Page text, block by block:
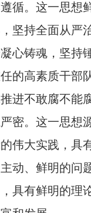
。这一思想
坚持全面从严
心铸魂，坚持
的高素质干部
进不敢腐不能
密。这一思想
伟大实践，具
动、鲜明的问
具有鲜明的理